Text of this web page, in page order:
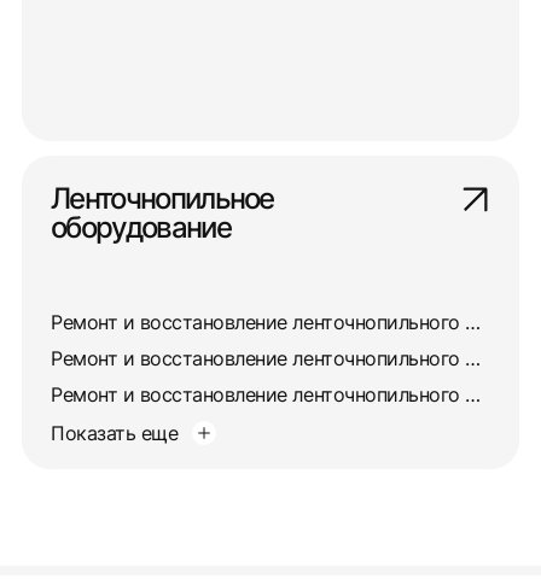
Ленточнопильное
оборудование
Ремонт и восстановление ленточнопильного станка 8725
Ремонт и восстановление ленточнопильного станка 872А
Ремонт и восстановление ленточнопильного станка 872М
Показать еще